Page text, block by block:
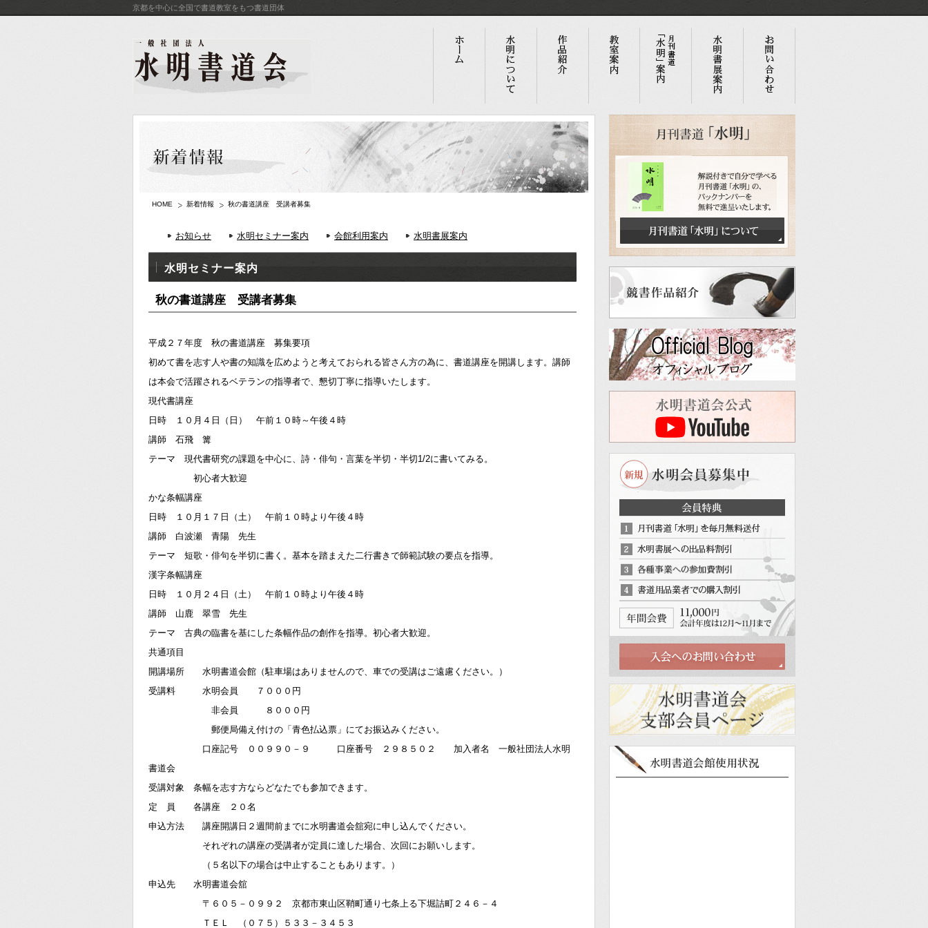
京都を中心に全国で書道教室をもつ書道団体
HOME 新着情報 秋の書道講座 受講者募集
お知らせ 水明セミナー案内 会館利用案内 水明書展案内
水明セミナー案内
秋の書道講座 受講者募集
平成２７年度 秋の書道講座 募集要項
初めて書を志す人や書の知識を広めようと考えておられる皆さん方の為に、書道講座を開講します。講師
は本会で活躍されるベテランの指導者で、懇切丁寧に指導いたします。
現代書講座
日時 １０月４日（日） 午前１０時～午後４時
講師 石飛 篝
テーマ 現代書研究の課題を中心に、詩・俳句・言葉を半切・半切1/2に書いてみる。
初心者大歓迎
かな条幅講座
日時 １０月１７日（土） 午前１０時より午後４時
講師 白波瀬 青陽 先生
テーマ 短歌・俳句を半切に書く。基本を踏まえた二行書きで師範試験の要点を指導。
漢字条幅講座
日時 １０月２４日（土） 午前１０時より午後４時
講師 山鹿 翠雪 先生
テーマ 古典の臨書を基にした条幅作品の創作を指導。初心者大歓迎。
共通項目
開講場所 水明書道会館（駐車場はありませんので、車での受講はご遠慮ください。）
受講料 水明会員 ７０００円
非会員 ８０００円
郵便局備え付けの「青色払込票」にてお振込みください。
口座記号 ００９９０－９ 口座番号 ２９８５０２ 加入者名 一般社団法人水明
書道会
受講対象 条幅を志す方ならどなたでも参加できます。
定 員 各講座 ２０名
申込方法 講座開講日２週間前までに水明書道会舘宛に申し込んでください。
それぞれの講座の受講者が定員に達した場合、次回にお願いします。
（５名以下の場合は中止することもあります。）
申込先 水明書道会舘
〒６０５－０９９２ 京都市東山区鞘町通り七条上る下堀詰町２４６－４
ＴＥＬ （０７５）５３３－３４５３